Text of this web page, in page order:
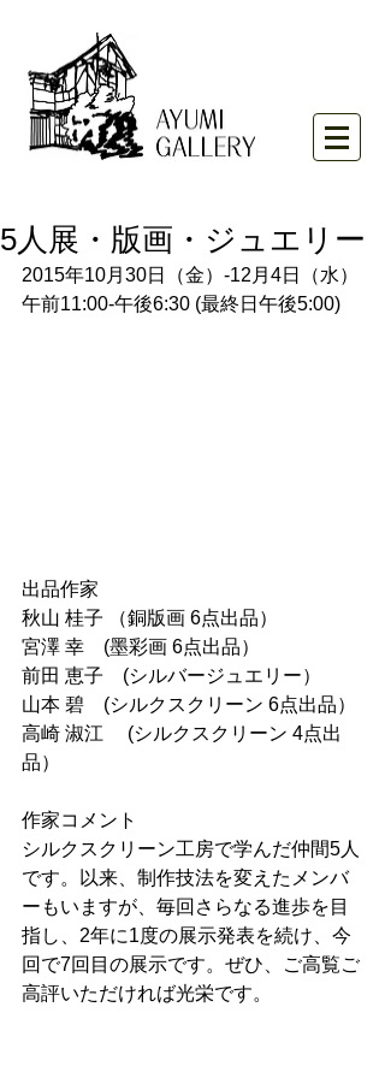
5人展・版画・ジュエリー
2015年10月30日（金）-12月4日（水）
午前11:00-午後6:30 (最終日午後5:00)
出品作家
秋山 桂子 （銅版画 6点出品）
宮澤 幸　(墨彩画 6点出品）
前田 恵子　(シルバージュエリー）
山本 碧　(シルクスクリーン 6点出品）
高崎 淑江　 (シルクスクリーン 4点出
品）
作家コメント
シルクスクリーン工房で学んだ仲間5人
です。以来、制作技法を変えたメンバ
ーもいますが、毎回さらなる進歩を目
指し、2年に1度の展示発表を続け、今
回で7回目の展示です。ぜひ、ご高覧ご
高評いただければ光栄です。